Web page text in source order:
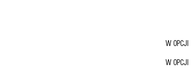
W OPCJI
W OPCJI